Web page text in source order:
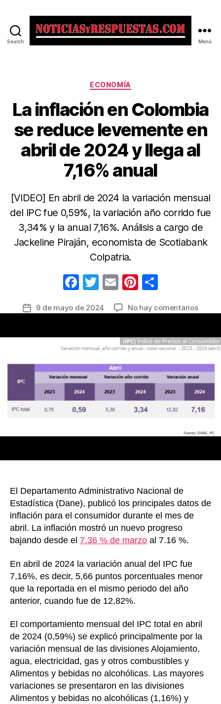
Search Menú
Categorías
ECONOMÍA
La inflación en Colombia
se reduce levemente en
abril de 2024 y llega al
7,16% anual
[VIDEO] En abril de 2024 la variación mensual
del IPC fue 0,59%, la variación año corrido fue
3,34% y la anual 7,16%. Análisis a cargo de
Jackeline Piraján, economista de Scotiabank
Colpatria.
F
c
b
o
o
k
T
itt
E
ail
Pi
er
st
m
ar
tir
Fecha
entrada
9 de mayo de 2024 No hay comentariosen
en
en
abril
de
y
al
El Departamento Administrativo Nacional de
Estadística (Dane), publicó los principales datos de
inflación para el consumidor durante el mes de
abril. La inflación mostró un nuevo progreso
bajando desde el 7.36 % de marzo al 7.16 %.
En abril de 2024 la variación anual del IPC fue
7,16%, es decir, 5,66 puntos porcentuales menor
que la reportada en el mismo periodo del año
anterior, cuando fue de 12,82%.
El comportamiento mensual del IPC total en abril
de 2024 (0,59%) se explicó principalmente por la
variación mensual de las divisiones Alojamiento,
agua, electricidad, gas y otros combustibles y
Alimentos y bebidas no alcohólicas. Las mayores
variaciones se presentaron en las divisiones
Alimentos y bebidas no alcohólicas (1,16%) y